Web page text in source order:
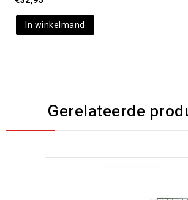
In winkelmand
Gerelateerde